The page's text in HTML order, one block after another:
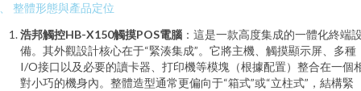
整體形態與產品定位
浩邦觸控HB-X150觸摸POS電腦 ：這是一款高度集成的一體化終端
備。其外觀設計核心在于“緊湊集成”。它將主機、觸摸顯示屏、多種
I/O接口以及必要的讀卡器、打印機等模塊（根據配置）整合在一個
對小巧的機身內。整體造型通常更偏向于“箱式”或“立柱式”，結構緊